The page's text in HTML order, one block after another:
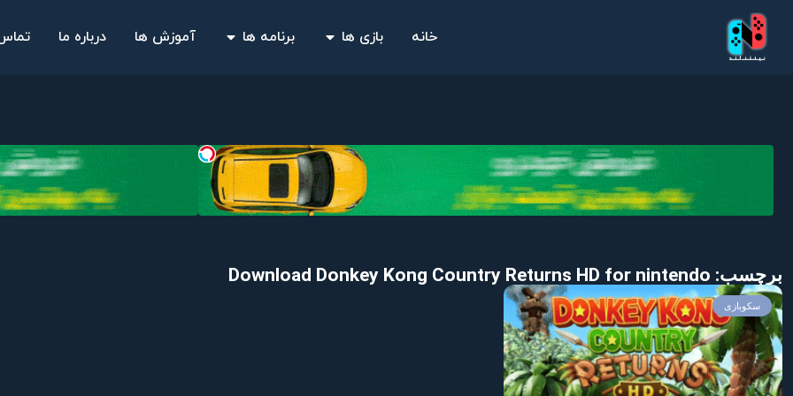
خانه بازی ها برنامه ها آموزش ها درباره ما
برچسب: Download Donkey Kong Country Returns HD for nintendo
سکوبازی